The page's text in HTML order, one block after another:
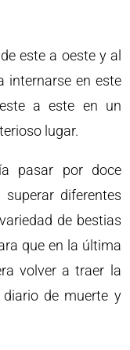
este a oeste y al
internarse en este
a este en un
lugar.
pasar por doce
diferentes
de bestias
que en la última
volver a traer la
de muerte y